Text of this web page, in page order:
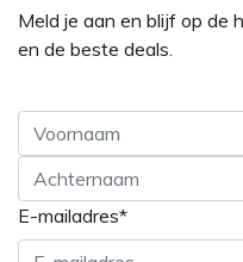
Meld je aan en blijf op de
en de beste deals.
Voornaam
Achternaam
E-mailadres*